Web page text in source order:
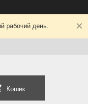
рабочий день.
Кошик